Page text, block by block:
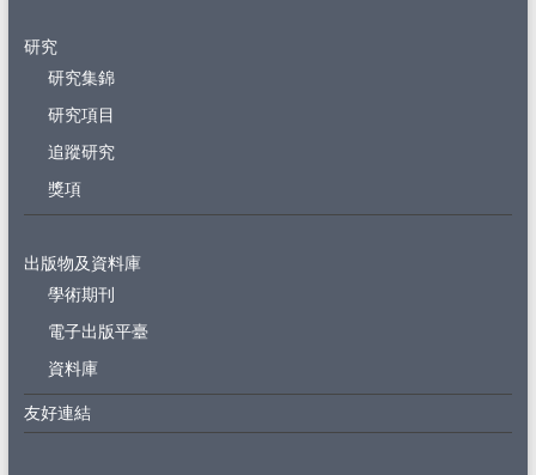
研究
研究集錦
研究項目
追蹤研究
獎項
出版物及資料庫
學術期刊
電子出版平臺
資料庫
友好連結